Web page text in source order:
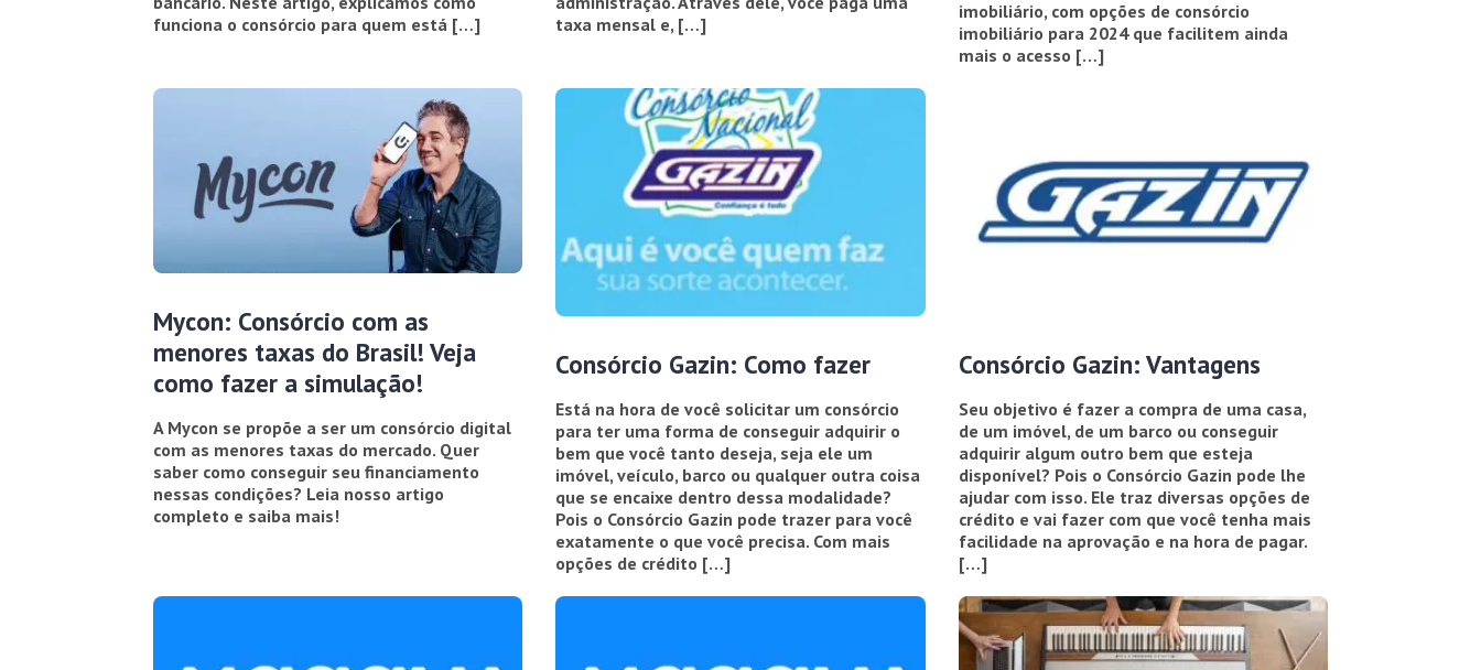
funciona o consórcio para quem está […]
taxa mensal e, […]
imobiliário, com opções de consórcio
imobiliário para 2024 que facilitem ainda
mais o acesso […]
Mycon: Consórcio com as
menores taxas do Brasil! Veja
como fazer a simulação!
A Mycon se propõe a ser um consórcio digital
com as menores taxas do mercado. Quer
saber como conseguir seu financiamento
nessas condições? Leia nosso artigo
completo e saiba mais!
Consórcio Gazin: Como fazer
Está na hora de você solicitar um consórcio
para ter uma forma de conseguir adquirir o
bem que você tanto deseja, seja ele um
imóvel, veículo, barco ou qualquer outra coisa
que se encaixe dentro dessa modalidade?
Pois o Consórcio Gazin pode trazer para você
exatamente o que você precisa. Com mais
opções de crédito […]
Consórcio Gazin: Vantagens
Seu objetivo é fazer a compra de uma casa,
de um imóvel, de um barco ou conseguir
adquirir algum outro bem que esteja
disponível? Pois o Consórcio Gazin pode lhe
ajudar com isso. Ele traz diversas opções de
crédito e vai fazer com que você tenha mais
facilidade na aprovação e na hora de pagar.
[…]